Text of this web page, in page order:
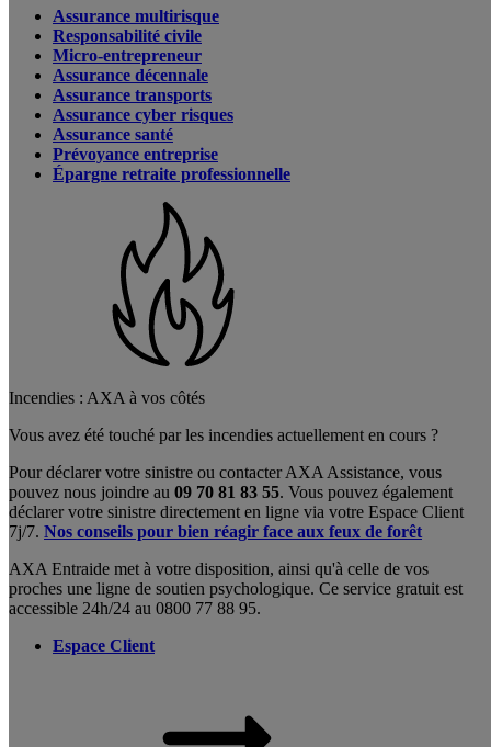
Assurance multirisque
Responsabilité civile
Micro-entrepreneur
Assurance décennale
Assurance transports
Assurance cyber risques
Assurance santé
Prévoyance entreprise
Épargne retraite professionnelle
Incendies : AXA à vos côtés
Vous avez été touché par les incendies actuellement en cours ?
Pour déclarer votre sinistre ou contacter AXA Assistance, vous
pouvez nous joindre au 09 70 81 83 55. Vous pouvez également
déclarer votre sinistre directement en ligne via votre Espace Client
7j/7. Nos conseils pour bien réagir face aux feux de forêt
AXA Entraide met à votre disposition, ainsi qu'à celle de vos
proches une ligne de soutien psychologique. Ce service gratuit est
accessible 24h/24 au 0800 77 88 95.
Espace Client